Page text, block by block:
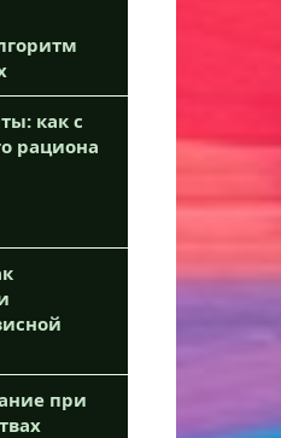
как с
рациона
при